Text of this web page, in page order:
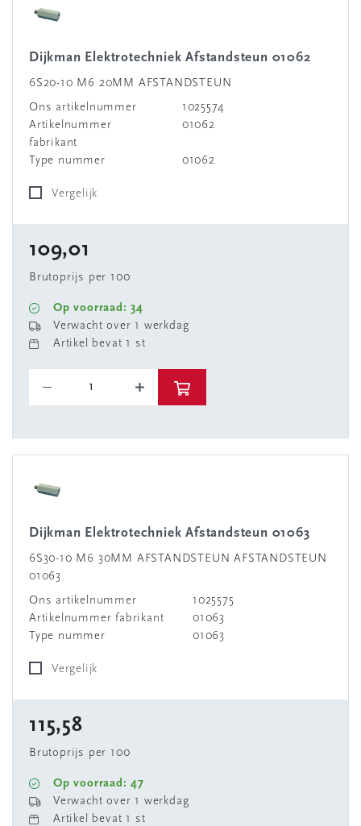
Dijkman Elektrotechniek Afstandsteun 01062
6S20-10 M6 20MM AFSTANDSTEUN
Ons artikelnummer
1025574
Artikelnummer
fabrikant
01062
Type nummer 01062
Vergelijk
109,01
Brutoprijs per 100
Op voorraad: 34
Verwacht over 1 werkdag
Artikel bevat 1 st
Dijkman Elektrotechniek Afstandsteun 01063
6S30-10 M6 30MM AFSTANDSTEUN AFSTANDSTEUN
01063
Ons artikelnummer
1025575
Artikelnummer fabrikant
01063
Type nummer
01063
Vergelijk
115,58
Brutoprijs per 100
Op voorraad: 47
Verwacht over 1 werkdag
Artikel bevat 1 st